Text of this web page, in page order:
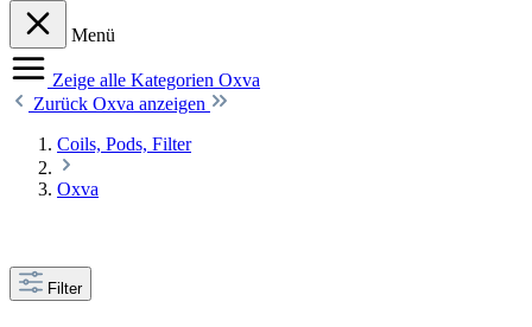
Menü
Zeige alle Kategorien Oxva
Zurück Oxva anzeigen
Coils, Pods, Filter
Oxva
Filter